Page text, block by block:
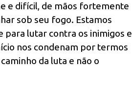
e difícil, de mãos fortemente
sob seu fogo. Estamos
para lutar contra os inimigos e
nos condenam por termos
da luta e não o